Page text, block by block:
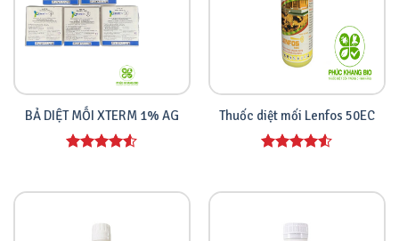
BẢ DIỆT MỐI XTERM 1% AG
5 sao
Thuốc diệt mối Lenfos 50EC
5 sao